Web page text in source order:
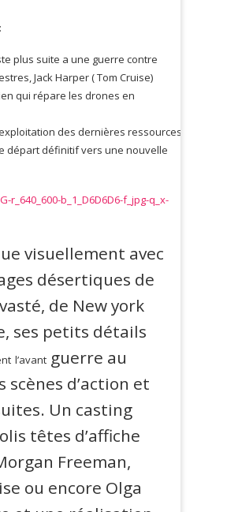
plus suite a une guerre contre
Jack Harper ( Tom Cruise)
qui répare les drones en
des dernières ressources
départ définitif vers une nouvelle
visuellement avec
désertiques de
de New york
ses petits détails
l’avant guerre au
scènes d’action et
Un casting
têtes d’affiche
Freeman,
ou encore Olga